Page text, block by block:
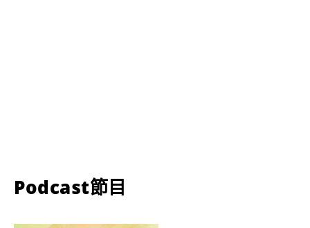
Podcast節目